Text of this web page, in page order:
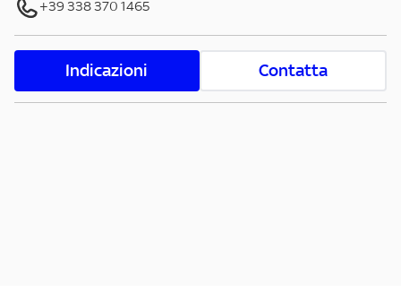
+39 338 370 1465
Indicazioni Contatta